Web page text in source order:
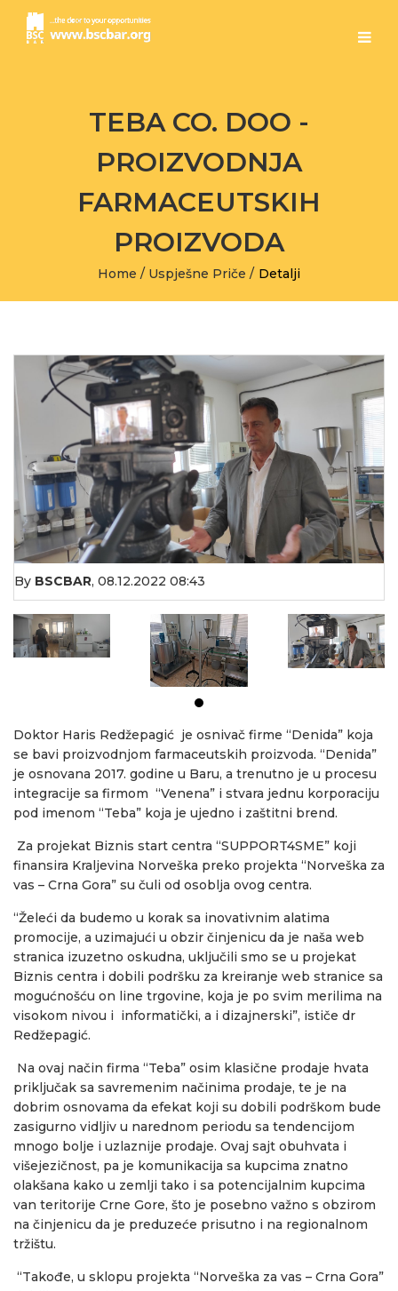
TEBA CO. DOO -
PROIZVODNJA
FARMACEUTSKIH
PROIZVODA
Home / Uspješne Priče / Detalji
By BSCBAR, 08.12.2022 08:43
Doktor Haris Redžepagić je osnivač firme “Denida” koja
se bavi proizvodnjom farmaceutskih proizvoda. “Denida”
je osnovana 2017. godine u Baru, a trenutno je u procesu
integracije sa firmom “Venena” i stvara jednu korporaciju
pod imenom “Teba” koja je ujedno i zaštitni brend.
Za projekat Biznis start centra “SUPPORT4SME” koji
finansira Kraljevina Norveška preko projekta “Norveška za
vas – Crna Gora” su čuli od osoblja ovog centra.
“Želeći da budemo u korak sa inovativnim alatima
promocije, a uzimajući u obzir činjenicu da je naša web
stranica izuzetno oskudna, uključili smo se u projekat
Biznis centra i dobili podršku za kreiranje web stranice sa
mogućnošću on line trgovine, koja je po svim merilima na
visokom nivou i informatički, a i dizajnerski”, ističe dr
Redžepagić.
Na ovaj način firma “Teba” osim klasične prodaje hvata
priključak sa savremenim načinima prodaje, te je na
dobrim osnovama da efekat koji su dobili podrškom bude
zasigurno vidljiv u narednom periodu sa tendencijom
mnogo bolje i uzlaznije prodaje. Ovaj sajt obuhvata i
višejezičnost, pa je komunikacija sa kupcima znatno
olakšana kako u zemlji tako i sa potencijalnim kupcima
van teritorije Crne Gore, što je posebno važno s obzirom
na činjenicu da je preduzeće prisutno i na regionalnom
tržištu.
“Takođe, u sklopu projekta “Norveška za vas – Crna Gora”